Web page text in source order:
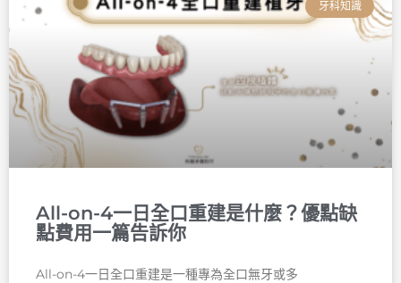
牙科知識
All-on-4一日全口重建是什麼？優點缺
點費用一篇告訴你
All-on-4一日全口重建是一種專為全口無牙或多